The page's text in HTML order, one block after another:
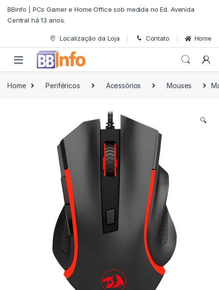
Skip to navigation
Skip to content
BBinfo | PCs Gamer e Home Office sob medida no Ed. Avenida
Central há 13 anos.
Localização da Loja Contato Home
Home Periféricos Acessórios Mouses
🔍